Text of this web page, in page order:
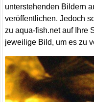
unterstehenden Bildern
veröffentlichen. Jedoch
zu aqua-fish.net auf Ihre
jeweilige Bild, um es zu